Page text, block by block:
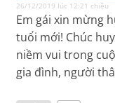
26/12/2019 lúc 12:21 chiều
Em gái xin mừng
tuổi mới! Chúc
niềm vui trong
gia đình, người